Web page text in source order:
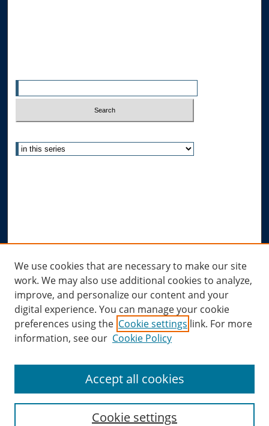
Submit Research
Links
Allard Research Portal
Law Library at Allard Hall
We use cookies that are necessary to make our site
work. We may also use additional cookies to analyze,
improve, and personalize our content and your
digital experience. You can manage your cookie
preferences using the Cookie settings link. For more
information, see our Cookie Policy
Cookie settings
Accept all cookies